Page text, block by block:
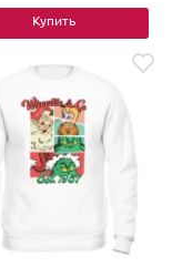
Купить